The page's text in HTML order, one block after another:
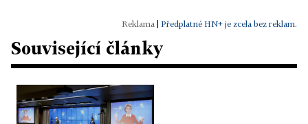
| Předplatné HN+ je zcela bez reklam.
Související články